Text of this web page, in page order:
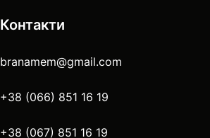
Контакти
branamem@gmail.com
+38 (066) 851 16 19
+38 (067) 851 16 19